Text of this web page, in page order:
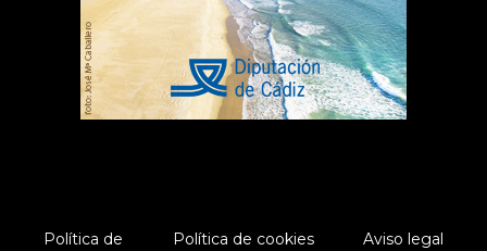
Política de
Política de cookies Aviso legal